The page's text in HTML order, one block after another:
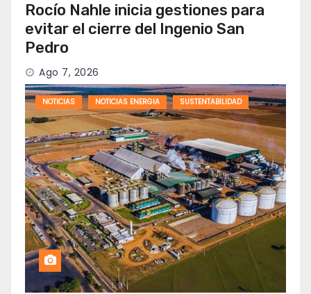
Rocío Nahle inicia gestiones para
evitar el cierre del Ingenio San
Pedro
Ago 7, 2026
NOTICIAS NOTICIAS ENERGIA SUSTENTABILIDAD